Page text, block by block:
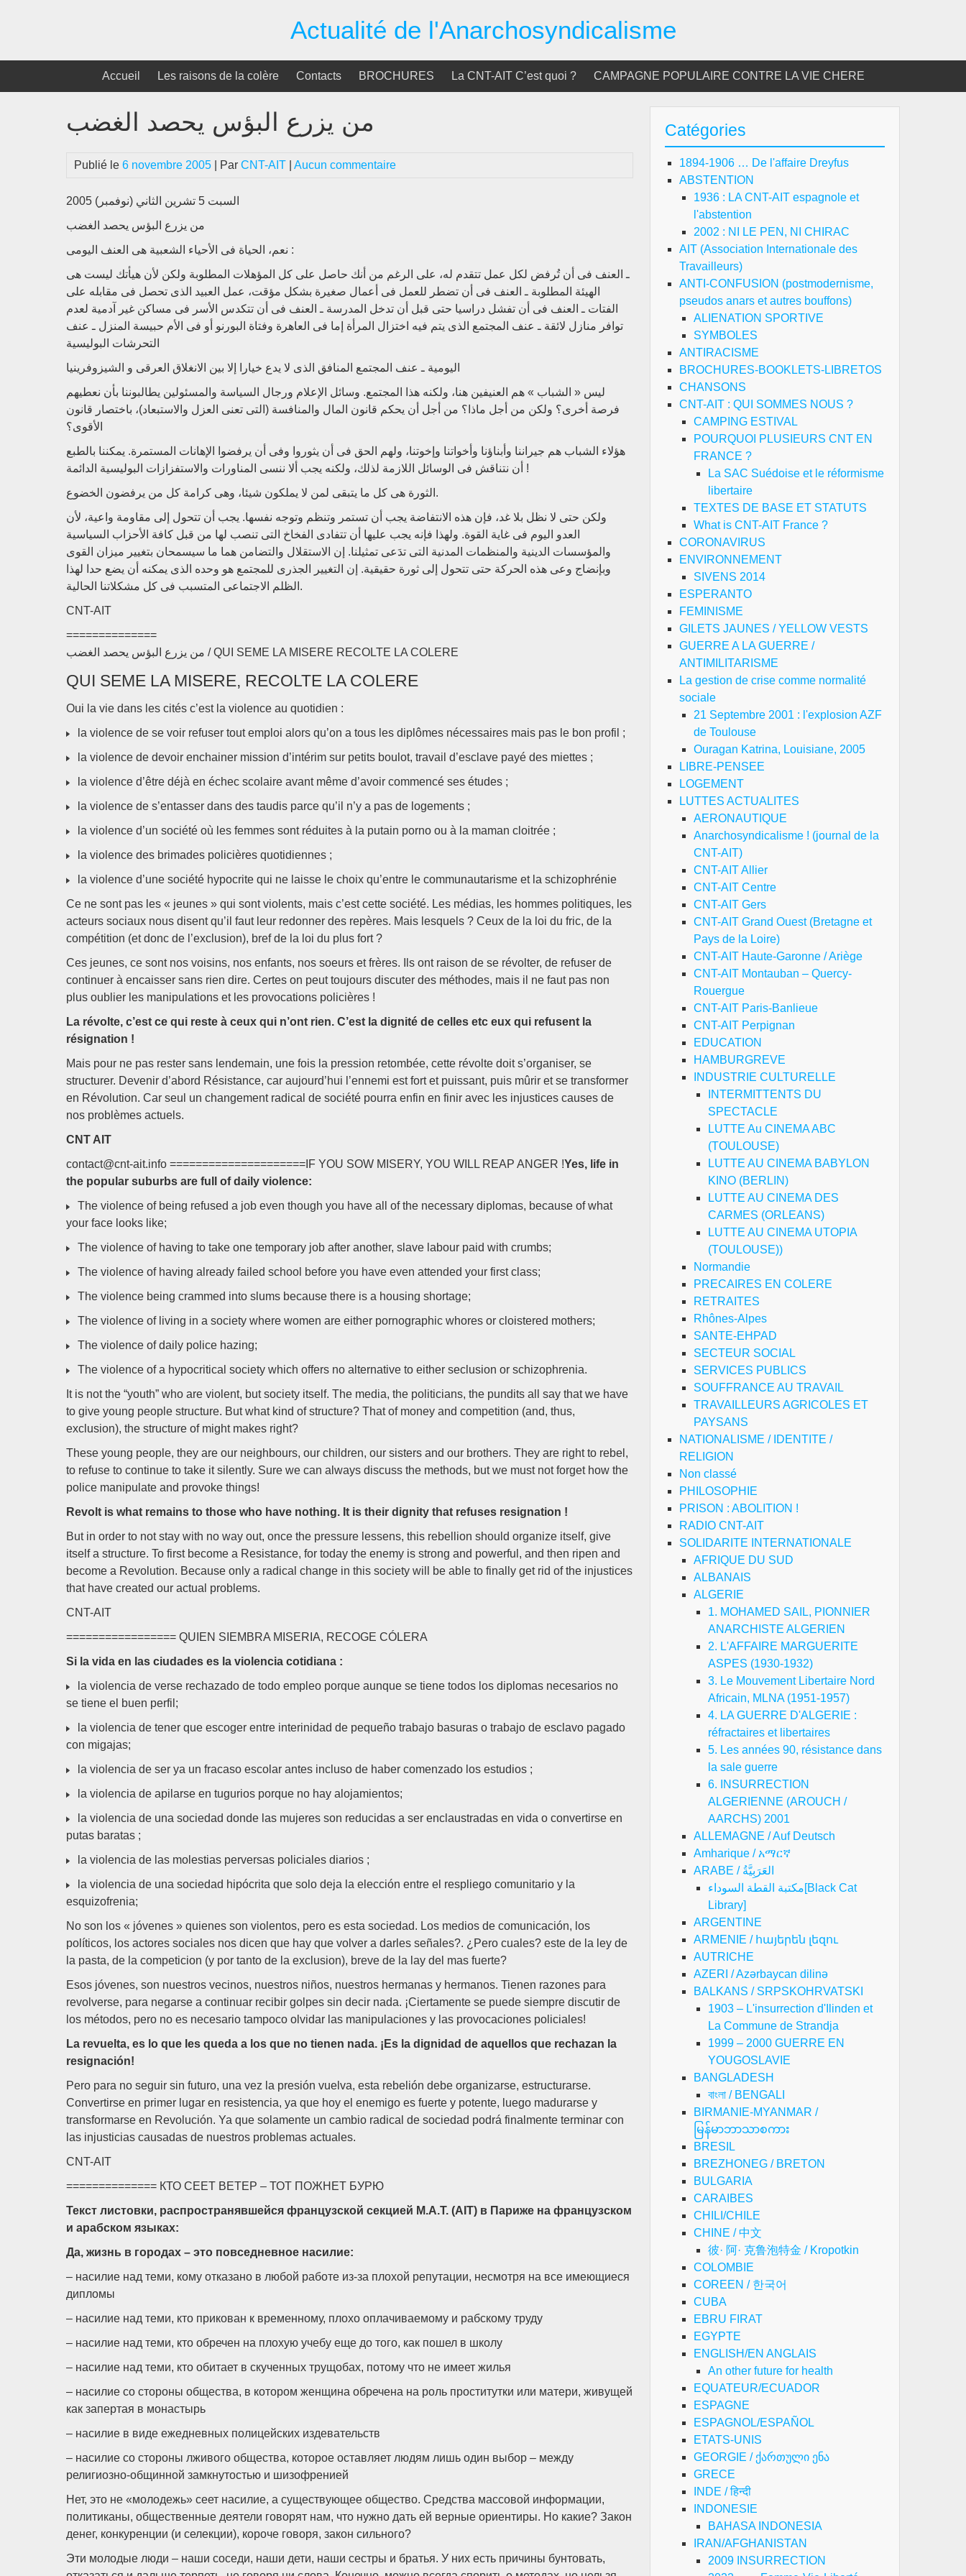
Actualité de l'Anarchosyndicalisme
Accueil Les raisons de la colère Contacts BROCHURES La CNT-AIT C’est quoi ? CAMPAGNE POPULAIRE CONTRE LA VIE CHERE
من يزرع البؤس يحصد الغضب
Publié le 6 novembre 2005 | Par CNT-AIT Aucun commentaire
السبت 5 تشرين الثاني (نوفمبر) 2005
من يزرع البؤس يحصد الغضب
نعم، الحياة فى الأحياء الشعبية هى العنف اليومى :
ـ العنف فى أن تُرفض لكل عمل تتقدم له، على الرغم من أنك حاصل على كل المؤهلات المطلوبة ولكن لأن هيأتك ليست هى
الهيئة المطلوبة ـ العنف فى أن تضطر للعمل فى أعمال صغيرة بشكل مؤقت، عمل العبيد الذى تحصل فى مقابله على
الفتات ـ العنف فى أن تفشل دراسيا حتى قبل أن تدخل المدرسة ـ العنف فى أن تتكدس الأسر فى مساكن غير آدمية لعدم
توافر منازل لائقة ـ عنف المجتمع الذى يتم فيه اختزال المرأة إما فى العاهرة وفتاة البورنو أو فى الأم حبيسة المنزل ـ عنف
التحرشات البوليسية
اليومية ـ عنف المجتمع المنافق الذى لا يدع خيارا إلا بين الانغلاق العرقى و الشيزوفرينيا
ليس « الشباب » هم العنيفين هنا، ولكنه هذا المجتمع. وسائل الإعلام ورجال السياسة والمسئولين يطالبوننا بأن نعطيهم
فرصة أخرى؟ ولكن من أجل ماذا؟ من أجل أن يحكم قانون المال والمنافسة (التى تعنى العزل والاستبعاد)، باختصار قانون
الأقوى؟
هؤلاء الشباب هم جيراننا وأبناؤنا وأخواتنا وإخوتنا، ولهم الحق فى أن يثوروا وفى أن يرفضوا الإهانات المستمرة. يمكننا بالطبع
أن نتناقش فى الوسائل اللازمة لذلك، ولكنه يجب ألا ننسى المناورات والاستفزازات البوليسية الدائمة !
الثورة هى كل ما يتبقى لمن لا يملكون شيئا، وهى كرامة كل من يرفضون الخضوع.
ولكن حتى لا نظل بلا غد، فإن هذه الانتفاضة يجب أن تستمر وتنظم وتوجه نفسها. يجب أن تتحول إلى مقاومة واعية، لأن
العدو اليوم فى غاية القوة. ولهذا فإنه يجب عليها أن تتفادى الفخاخ التى تنصب لها من قبل كافة الأحزاب السياسية
والمؤسسات الدينية والمنظمات المدنية التى تدَعى تمثيلنا. إن الاستقلال والتضامن هما ما سيسمحان بتغيير ميزان القوى
وبإنضاج وعى هذه الحركة حتى تتحول إلى ثورة حقيقية. إن التغيير الجذرى للمجتمع هو وحده الذى يمكنه أن يضع حدا لهذا
الظلم الاجتماعى المتسبب فى كل مشكلاتنا الحالية.
CNT-AIT
==============
من يزرع البؤس يحصد الغضب / QUI SEME LA MISERE RECOLTE LA COLERE
QUI SEME LA MISERE, RECOLTE LA COLERE
Oui la vie dans les cités c’est la violence au quotidien :
la violence de se voir refuser tout emploi alors qu’on a tous les diplômes nécessaires mais pas le bon profil ;
la violence de devoir enchainer mission d’intérim sur petits boulot, travail d’esclave payé des miettes ;
la violence d’être déjà en échec scolaire avant même d’avoir commencé ses études ;
la violence de s’entasser dans des taudis parce qu’il n’y a pas de logements ;
la violence d’un société où les femmes sont réduites à la putain porno ou à la maman cloitrée ;
la violence des brimades policières quotidiennes ;
la violence d’une société hypocrite qui ne laisse le choix qu’entre le communautarisme et la schizophrénie
Ce ne sont pas les « jeunes » qui sont violents, mais c’est cette société. Les médias, les hommes politiques, les
acteurs sociaux nous disent qu’il faut leur redonner des repères. Mais lesquels ? Ceux de la loi du fric, de la
compétition (et donc de l’exclusion), bref de la loi du plus fort ?
Ces jeunes, ce sont nos voisins, nos enfants, nos soeurs et frères. Ils ont raison de se révolter, de refuser de
continuer à encaisser sans rien dire. Certes on peut toujours discuter des méthodes, mais il ne faut pas non
plus oublier les manipulations et les provocations policières !
La révolte, c’est ce qui reste à ceux qui n’ont rien. C’est la dignité de celles etc eux qui refusent la
résignation !
Mais pour ne pas rester sans lendemain, une fois la pression retombée, cette révolte doit s’organiser, se
structurer. Devenir d’abord Résistance, car aujourd’hui l’ennemi est fort et puissant, puis mûrir et se transformer
en Révolution. Car seul un changement radical de société pourra enfin en finir avec les injustices causes de
nos problèmes actuels.
CNT AIT
contact@cnt-ait.info =====================IF YOU SOW MISERY, YOU WILL REAP ANGER !Yes, life in
the popular suburbs are full of daily violence:
The violence of being refused a job even though you have all of the necessary diplomas, because of what
your face looks like;
The violence of having to take one temporary job after another, slave labour paid with crumbs;
The violence of having already failed school before you have even attended your first class;
The violence being crammed into slums because there is a housing shortage;
The violence of living in a society where women are either pornographic whores or cloistered mothers;
The violence of daily police hazing;
The violence of a hypocritical society which offers no alternative to either seclusion or schizophrenia.
It is not the “youth” who are violent, but society itself. The media, the politicians, the pundits all say that we have
to give young people structure. But what kind of structure? That of money and competition (and, thus,
exclusion), the structure of might makes right?
These young people, they are our neighbours, our children, our sisters and our brothers. They are right to rebel,
to refuse to continue to take it silently. Sure we can always discuss the methods, but we must not forget how the
police manipulate and provoke things!
Revolt is what remains to those who have nothing. It is their dignity that refuses resignation !
But in order to not stay with no way out, once the pressure lessens, this rebellion should organize itself, give
itself a structure. To first become a Resistance, for today the enemy is strong and powerful, and then ripen and
become a Revolution. Because only a radical change in this society will be able to finally get rid of the injustices
that have created our actual problems.
CNT-AIT
================= QUIEN SIEMBRA MISERIA, RECOGE CÓLERA
Si la vida en las ciudades es la violencia cotidiana :
la violencia de verse rechazado de todo empleo porque aunque se tiene todos los diplomas necesarios no
se tiene el buen perfil;
la violencia de tener que escoger entre interinidad de pequeño trabajo basuras o trabajo de esclavo pagado
con migajas;
la violencia de ser ya un fracaso escolar antes incluso de haber comenzado los estudios ;
la violencia de apilarse en tugurios porque no hay alojamientos;
la violencia de una sociedad donde las mujeres son reducidas a ser enclaustradas en vida o convertirse en
putas baratas ;
la violencia de las molestias perversas policiales diarios ;
la violencia de una sociedad hipócrita que solo deja la elección entre el respliego comunitario y la
esquizofrenia;
No son los « jóvenes » quienes son violentos, pero es esta sociedad. Los medios de comunicación, los
políticos, los actores sociales nos dicen que hay que volver a darles señales?. ¿Pero cuales? este de la ley de
la pasta, de la competicion (y por tanto de la exclusion), breve de la lay del mas fuerte?
Esos jóvenes, son nuestros vecinos, nuestros niños, nuestros hermanas y hermanos. Tienen razones para
revolverse, para negarse a continuar recibir golpes sin decir nada. ¡Ciertamente se puede siempre discutir de
los métodos, pero no es necesario tampoco olvidar las manipulaciones y las provocaciones policiales!
La revuelta, es lo que les queda a los que no tienen nada. ¡Es la dignidad de aquellos que rechazan la
resignación!
Pero para no seguir sin futuro, una vez la presión vuelva, esta rebelión debe organizarse, estructurarse.
Convertirse en primer lugar en resistencia, ya que hoy el enemigo es fuerte y potente, luego madurarse y
transformarse en Revolución. Ya que solamente un cambio radical de sociedad podrá finalmente terminar con
las injusticias causadas de nuestros problemas actuales.
CNT-AIT
============== КТО СЕЕТ ВЕТЕР – ТОТ ПОЖНЕТ БУРЮ
Текст листовки, распространявшейся французской секцией М.А.Т. (AIT) в Париже на французском
и арабском языках:
Да, жизнь в городах – это повседневное насилие:
– насилие над теми, кому отказано в любой работе из-за плохой репутации, несмотря на все имеющиеся
дипломы
– насилие над теми, кто прикован к временному, плохо оплачиваемому и рабскому труду
– насилие над теми, кто обречен на плохую учебу еще до того, как пошел в школу
– насилие над теми, кто обитает в скученных трущобах, потому что не имеет жилья
– насилие со стороны общества, в котором женщина обречена на роль проститутки или матери, живущей
как запертая в монастырь
– насилие в виде ежедневных полицейских издевательств
– насилие со стороны лживого общества, которое оставляет людям лишь один выбор – между
религиозно-общинной замкнутостью и шизофренией
Нет, это не «молодежь» сеет насилие, а существующее общество. Средства массовой информации,
политиканы, общественные деятели говорят нам, что нужно дать ей верные ориентиры. Но какие? Закон
денег, конкуренции (и селекции), короче говоря, закон сильного?
Эти молодые люди – наши соседи, наши дети, наши сестры и братья. У них есть причины бунтовать,
Catégories
1894-1906 … De l'affaire Dreyfus
ABSTENTION
1936 : LA CNT-AIT espagnole et
l'abstention
2002 : NI LE PEN, NI CHIRAC
AIT (Association Internationale des
Travailleurs)
ANTI-CONFUSION (postmodernisme,
pseudos anars et autres bouffons)
ALIENATION SPORTIVE
SYMBOLES
ANTIRACISME
BROCHURES-BOOKLETS-LIBRETOS
CHANSONS
CNT-AIT : QUI SOMMES NOUS ?
CAMPING ESTIVAL
POURQUOI PLUSIEURS CNT EN
FRANCE ?
La SAC Suédoise et le réformisme
libertaire
TEXTES DE BASE ET STATUTS
What is CNT-AIT France ?
CORONAVIRUS
ENVIRONNEMENT
SIVENS 2014
ESPERANTO
FEMINISME
GILETS JAUNES / YELLOW VESTS
GUERRE A LA GUERRE /
ANTIMILITARISME
La gestion de crise comme normalité
sociale
21 Septembre 2001 : l'explosion AZF
de Toulouse
Ouragan Katrina, Louisiane, 2005
LIBRE-PENSEE
LOGEMENT
LUTTES ACTUALITES
AERONAUTIQUE
Anarchosyndicalisme ! (journal de la
CNT-AIT)
CNT-AIT Allier
CNT-AIT Centre
CNT-AIT Gers
CNT-AIT Grand Ouest (Bretagne et
Pays de la Loire)
CNT-AIT Haute-Garonne / Ariège
CNT-AIT Montauban – Quercy-
Rouergue
CNT-AIT Paris-Banlieue
CNT-AIT Perpignan
EDUCATION
HAMBURGREVE
INDUSTRIE CULTURELLE
INTERMITTENTS DU
SPECTACLE
LUTTE Au CINEMA ABC
(TOULOUSE)
LUTTE AU CINEMA BABYLON
KINO (BERLIN)
LUTTE AU CINEMA DES
CARMES (ORLEANS)
LUTTE AU CINEMA UTOPIA
(TOULOUSE))
Normandie
PRECAIRES EN COLERE
RETRAITES
Rhônes-Alpes
SANTE-EHPAD
SECTEUR SOCIAL
SERVICES PUBLICS
SOUFFRANCE AU TRAVAIL
TRAVAILLEURS AGRICOLES ET
PAYSANS
NATIONALISME / IDENTITE /
RELIGION
Non classé
PHILOSOPHIE
PRISON : ABOLITION !
RADIO CNT-AIT
SOLIDARITE INTERNATIONALE
AFRIQUE DU SUD
ALBANAIS
ALGERIE
1. MOHAMED SAIL, PIONNIER
ANARCHISTE ALGERIEN
2. L'AFFAIRE MARGUERITE
ASPES (1930-1932)
3. Le Mouvement Libertaire Nord
Africain, MLNA (1951-1957)
4. LA GUERRE D'ALGERIE :
réfractaires et libertaires
5. Les années 90, résistance dans
la sale guerre
6. INSURRECTION
ALGERIENNE (AROUCH /
AARCHS) 2001
ALLEMAGNE / Auf Deutsch
Amharique / አማርኛ
ARABE / العَرَبِيَّةُ
مكتبة القطة السوداء[Black Cat
Library]
ARGENTINE
ARMENIE / հայերեն լեզու
AUTRICHE
AZERI / Azərbaycan dilinə
BALKANS / SRPSKOHRVATSKI
1903 – L'insurrection d'Ilinden et
La Commune de Strandja
1999 – 2000 GUERRE EN
YOUGOSLAVIE
BANGLADESH
বাংলা / BENGALI
BIRMANIE-MYANMAR /
မြန်မာဘာသာစကား
BRESIL
BREZHONEG / BRETON
BULGARIA
CARAIBES
CHILI/CHILE
CHINE / 中文
彼· 阿· 克鲁泡特金 / Kropotkin
COLOMBIE
COREEN / 한국어
CUBA
EBRU FIRAT
EGYPTE
ENGLISH/EN ANGLAIS
An other future for health
EQUATEUR/ECUADOR
ESPAGNE
ESPAGNOL/ESPAÑOL
ETATS-UNIS
GEORGIE / ქართული ენა
GRECE
INDE / हिन्दी
INDONESIE
BAHASA INDONESIA
IRAN/AFGHANISTAN
2009 INSURRECTION